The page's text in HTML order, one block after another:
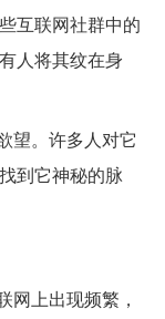
互联网社群中的
人将其纹在身
望。许多人对它
到它神秘的脉
网上出现频繁，